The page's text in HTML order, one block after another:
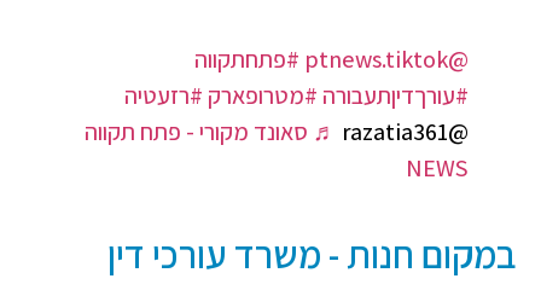
@ptnews.tiktok
#פתחתקווה
#עורךדיןתעבורה #מטרופארק #רזעטיה
@razatia361
♬ סאונד מקורי - פתח תקווה
NEWS
במקום חנות - משרד עורכי דין